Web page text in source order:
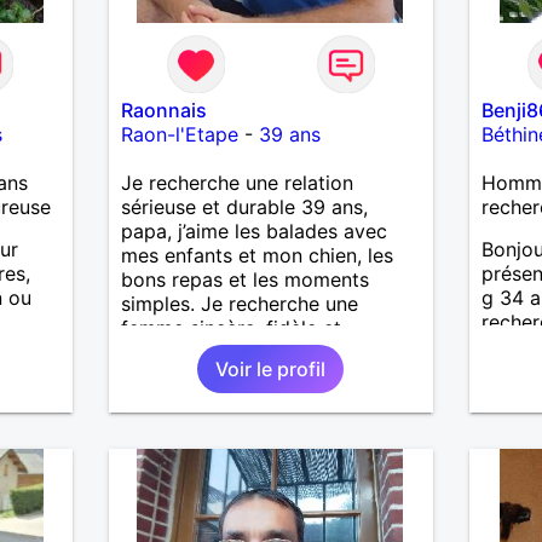
ou
Raonnais
Raon-l'Etape- 39 ans
Je recherche une relation
sérieuse et durable 39 ans,
papa, j’aime les balades avec
mes enfants et mon chien, les
bons repas et les moments
simples. Je recherche une
femme sincère, fidèle et
sérieuse, avec qui construire une
belle histoire. Je ne veux pas
perdre mon temps, juste trouver
Voir le profil
g 34